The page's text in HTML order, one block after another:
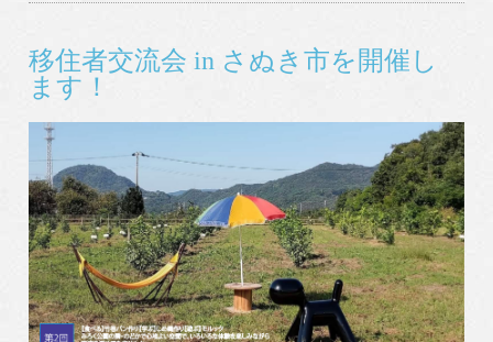
移住者交流会 in さぬき市を開催し
ます！